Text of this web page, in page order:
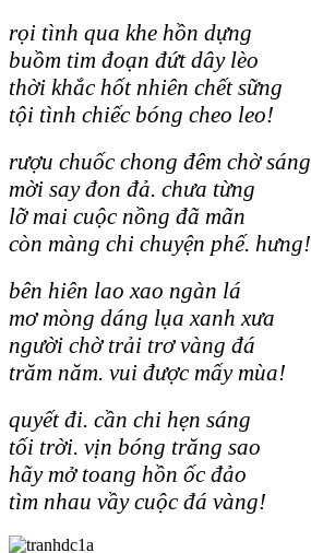
rọi tình qua khe hồn dựng
buồm tim đoạn đứt dây lèo
thời khắc hốt nhiên chết sững
tội tình chiếc bóng cheo leo!
rượu chuốc chong đêm chờ sáng
mời say đon đả. chưa từng
lỡ mai cuộc nồng đã mãn
còn màng chi chuyện phế. hưng!
bên hiên lao xao ngàn lá
mơ mòng dáng lụa xanh xưa
người chờ trải trơ vàng đá
trăm năm. vui được mấy mùa!
quyết đi. cần chi hẹn sáng
tối trời. vịn bóng trăng sao
hãy mở toang hồn ốc đảo
tìm nhau vầy cuộc đá vàng!